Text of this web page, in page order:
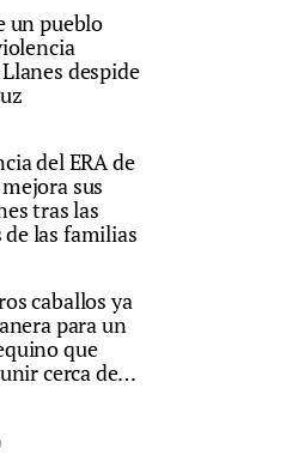
un pueblo
despide
del ERA de
sus
tras las
las familias
caballos ya
para un
que
cerca de